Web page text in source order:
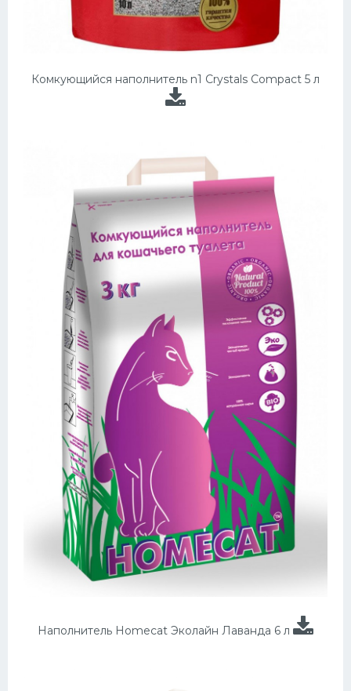
Комкующийся наполнитель n1 Crystals Compact 5 л
Наполнитель Homecat Эколайн Лаванда 6 л